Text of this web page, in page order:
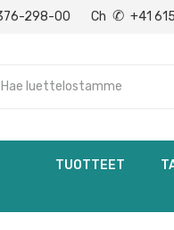
298-00 Ch ✆ +41
TUOTTEET